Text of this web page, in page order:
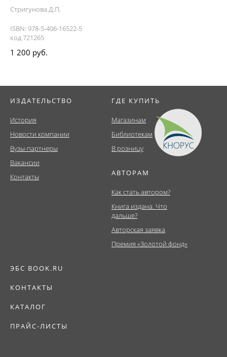
Стригунова Д.П.
ISBN: 978-5-406-16522-5
код 721265
1 200 руб.
ИЗДАТЕЛЬСТВО
История
Новости компании
Вузы-партнеры
Вакансии
Контакты
ГДЕ КУПИТЬ
Магазинам
Библиотекам
В розницу
АВТОРАМ
Как стать автором?
Книга издана. Что
дальше?
Авторская заявка
Премия «Золотой фонд»
ЭБС BOOK.RU
КОНТАКТЫ
КАТАЛОГ
ПРАЙС-ЛИСТЫ